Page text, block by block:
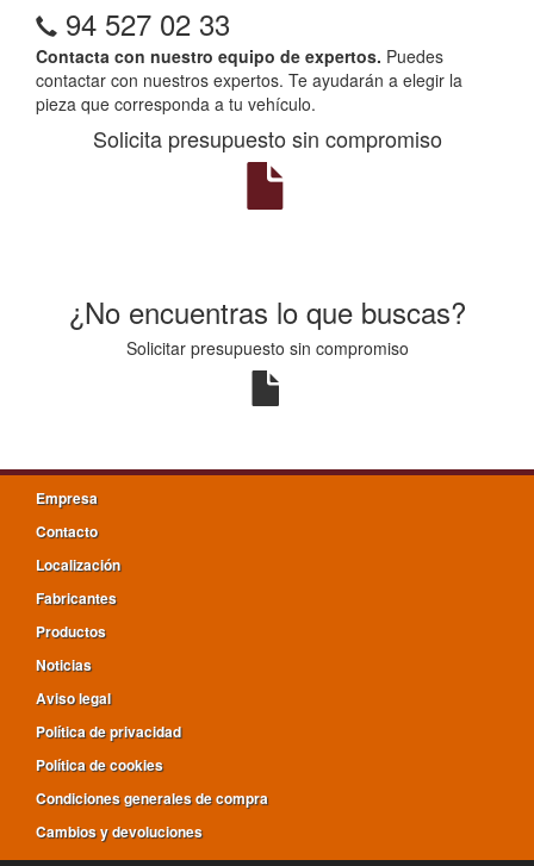
94 527 02 33
Contacta con nuestro equipo de expertos. Puedes
contactar con nuestros expertos. Te ayudarán a elegir la
pieza que corresponda a tu vehículo.
Solicita presupuesto sin compromiso
¿No encuentras lo que buscas?
Solicitar presupuesto sin compromiso
Empresa
Contacto
Localización
Fabricantes
Productos
Noticias
Aviso legal
Política de privacidad
Política de cookies
Condiciones generales de compra
Cambios y devoluciones